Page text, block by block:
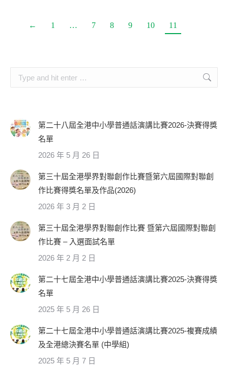
← 1 … 7 8 9 10 11
Search:
第二十八屆全港中小學普通話演講比賽2026-決賽得獎
名單
2026 年 5 月 26 日
第三十屆全港學界對聯創作比賽暨第六屆國際對聯創
作比賽得獎名單及作品(2026)
2026 年 3 月 2 日
第三十屆全港學界對聯創作比賽 暨第六屆國際對聯創
作比賽 – 入選面試名單
2026 年 2 月 2 日
第二十七屆全港中小學普通話演講比賽2025-決賽得獎
名單
2025 年 5 月 26 日
第二十七屆全港中小學普通話演講比賽2025-複賽成績
及全港總決賽名單 (中學組)
2025 年 5 月 7 日